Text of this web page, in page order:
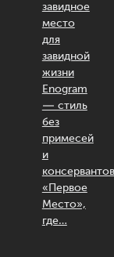
завидное
место
для
завидной
жизни
Enogram
— стиль
без
примесей
и
консервантов
«Первое
Место»,
где…